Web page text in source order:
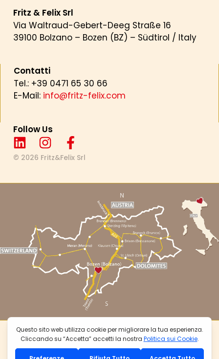
Fritz & Felix Srl
Via Waltraud-Gebert-Deeg Straße 16
39100 Bolzano – Bozen (BZ) – Südtirol / Italy
Contatti
Tel.: +39 0471 65 30 66
E-Mail: info@fritz-felix.com
Follow Us
© 2026 Fritz&Felix Srl
P.iva: 01632130215
Privacy Policy
Impressum
CGV